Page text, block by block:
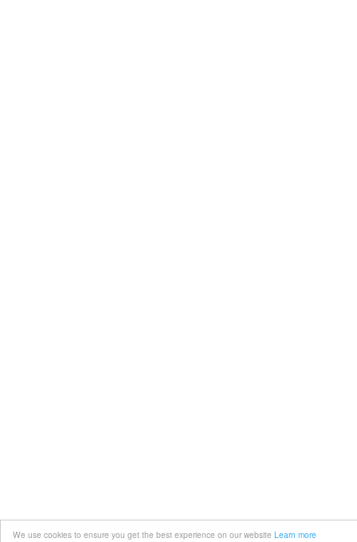
We use cookies to ensure you get the best experience on our website Learn more